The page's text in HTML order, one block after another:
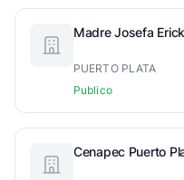
Madre Josefa
PUERTO PLATA
Publico
Cenapec Puerto